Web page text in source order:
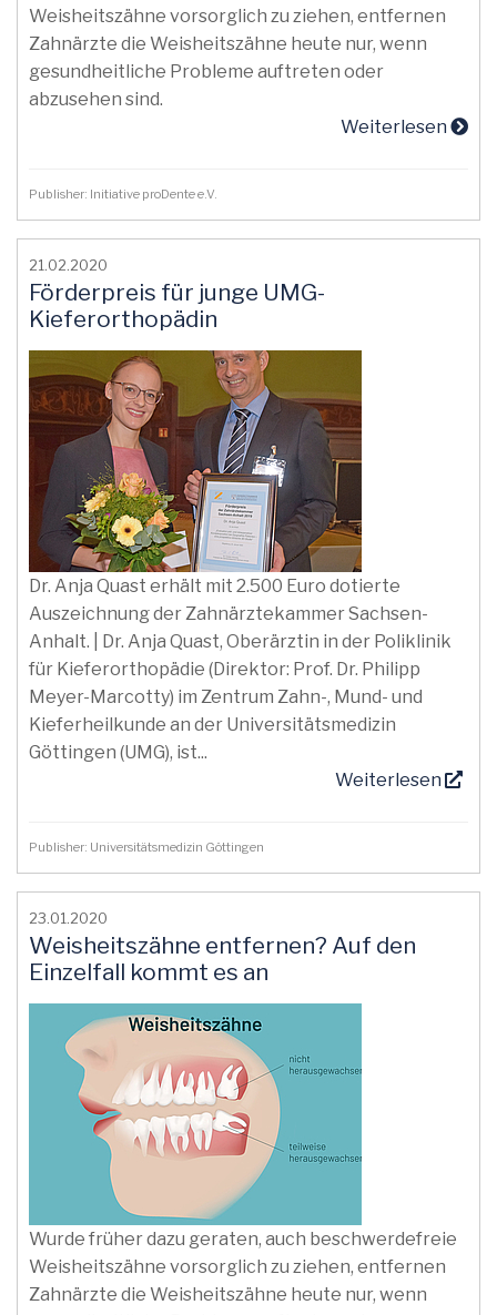
Weisheitszähne vorsorglich zu ziehen, entfernen
Zahnärzte die Weisheitszähne heute nur, wenn
gesundheitliche Probleme auftreten oder
abzusehen sind.
Weiterlesen
Publisher: Initiative proDente e.V.
21.02.2020
Förderpreis für junge UMG-
Kieferorthopädin
Dr. Anja Quast erhält mit 2.500 Euro dotierte
Auszeichnung der Zahnärztekammer Sachsen-
Anhalt. | Dr. Anja Quast, Oberärztin in der Poliklinik
für Kieferorthopädie (Direktor: Prof. Dr. Philipp
Meyer-Marcotty) im Zentrum Zahn-, Mund- und
Kieferheilkunde an der Universitätsmedizin
Göttingen (UMG), ist...
Weiterlesen
Publisher: Universitätsmedizin Göttingen
23.01.2020
Weisheitszähne entfernen? Auf den
Einzelfall kommt es an
Wurde früher dazu geraten, auch beschwerdefreie
Weisheitszähne vorsorglich zu ziehen, entfernen
Zahnärzte die Weisheitszähne heute nur, wenn